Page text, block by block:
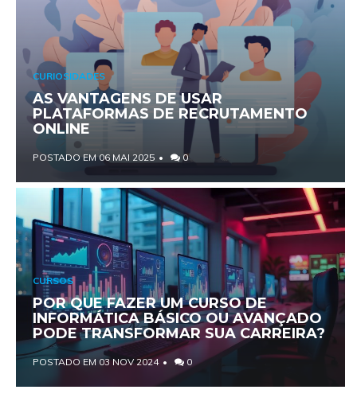
CURIOSIDADES
AS VANTAGENS DE USAR
PLATAFORMAS DE RECRUTAMENTO
ONLINE
POSTADO EM 06 MAI 2025 0
CURSOS
POR QUE FAZER UM CURSO DE
INFORMÁTICA BÁSICO OU AVANÇADO
PODE TRANSFORMAR SUA CARREIRA?
POSTADO EM 03 NOV 2024 0